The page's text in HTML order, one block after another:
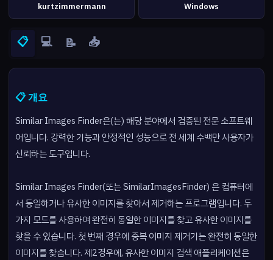
kurtzimmermann Windows
📋 💻 📝 📥
📋 개요
Similar Images Finder은(는) 해당 분야에서 검증된 전문 소프트웨
어입니다. 강력한 기능과 안정적인 성능으로 전 세계 수백만 사용자가
신뢰하는 도구입니다.
Similar Images Finder(또는 SimilarImagesFinder) 은 컴퓨터에
서 동일하거나 유사한 이미지를 찾아서 제거하는 프로그램입니다. 두
가지 모드를 사용하여 완전히 동일한 이미지를 찾고 유사한 이미지를
찾을 수 있습니다. 첫 번째 경우에 중복 이미지 제거기는 완전히 동일한
이미지를 찾습니다. 제2경우에, 유사한 이미지 검색 애플리케이션은